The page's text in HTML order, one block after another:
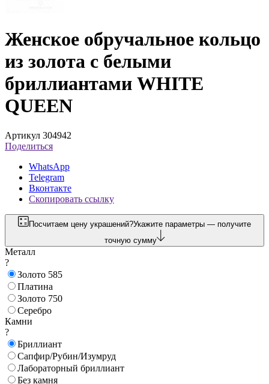
Женское обручальное кольцо
из золота с белыми
бриллиантами WHITE
QUEEN
Артикул 304942
Поделиться
WhatsApp
Telegram
Вконтакте
Скопировать ссылку
Посчитаем цену украшений?Укажите параметры — получите
точную сумму
Металл
?
Золото 585
Платина
Золото 750
Серебро
Камни
?
Бриллиант
Сапфир/Рубин/Изумруд
Лабораторный бриллиант
Без камня